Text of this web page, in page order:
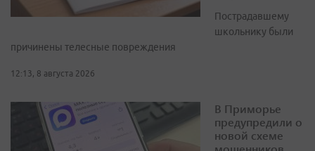
Пострадавшему
школьнику были
причинены телесные повреждения
12:13, 8 августа 2026
В Приморье
предупредили о
новой схеме